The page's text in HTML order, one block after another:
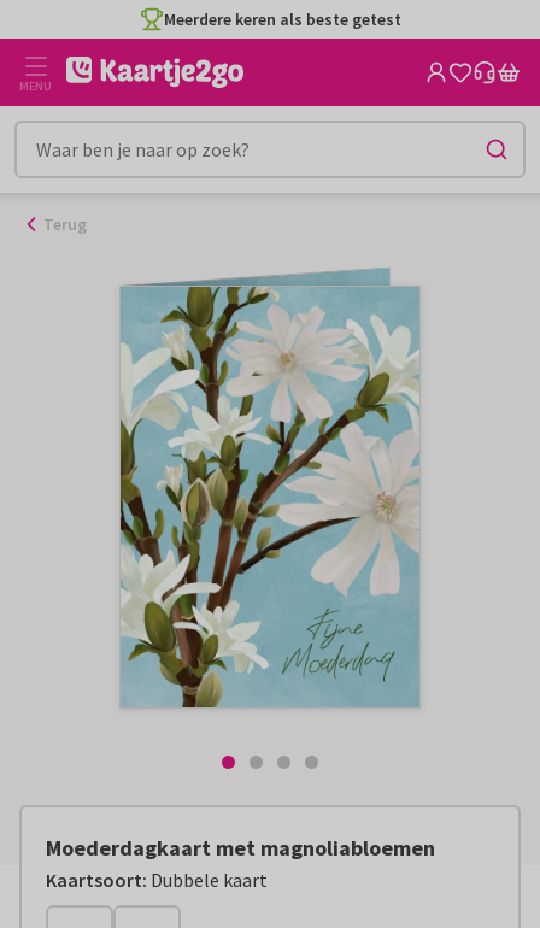
naar
inhoud
Meerdere keren als beste getest
MENU
Terug
Moederdagkaart met magnoliabloemen
Kaartsoort: Dubbele kaart
Vanaf: € 2,99 excl. verzendkosten